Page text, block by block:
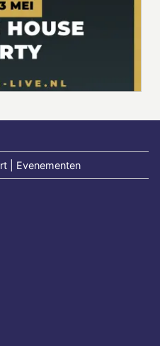
| Evenementen